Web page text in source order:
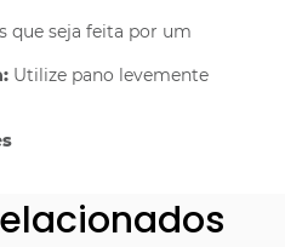
que seja feita por um
Utilize pano levemente